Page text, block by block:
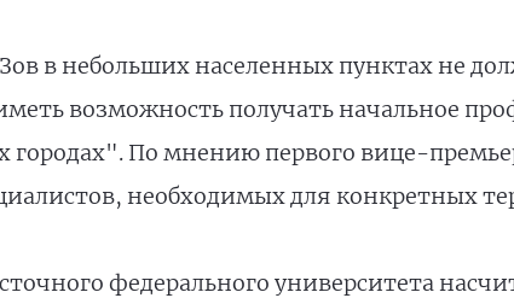
в небольших населенных пунктах не
возможность получать начальное
городах". По мнению первого вице-
необходимых для конкретных
федерального университета